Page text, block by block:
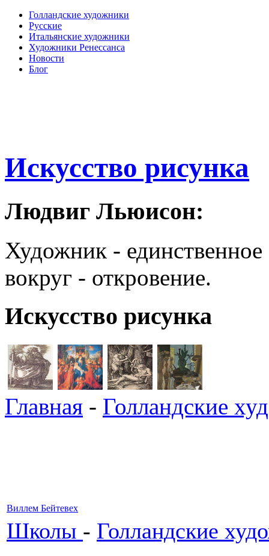
Голландские художники
Русские
Итальянские художники
Художники Ренессанса
Новости
Блог
Искусство рисунка
Людвиг Льюисон:
Художник - единственное
вокруг - откровение.
Искусство рисунка
Главная - Голландские
Виллем Бейтевех
Школы - Голландские